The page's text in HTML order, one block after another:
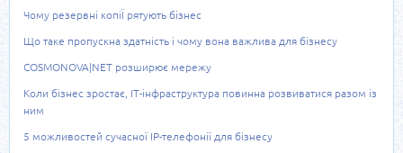
Чому резервні копіЇ рятують бізнес
Що таке пропускна здатність і чому вона важлива для бізнесу
COSMONOVA|NET розширює мережу
Коли бізнес зростає, ІТ-інфраструктура повинна розвиватися разом із
ним
5 можливостей сучасної IP-телефонії для бізнесу